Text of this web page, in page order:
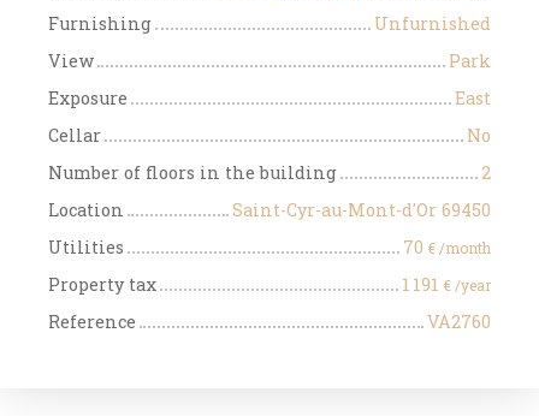
Furnishing
Unfurnished
View
Park
Exposure
East
Cellar
No
Number of floors in the building
2
Location
Saint-Cyr-au-Mont-d'Or 69450
Utilities
70 € /month
Property tax 1 191 € /year
Reference VA2760